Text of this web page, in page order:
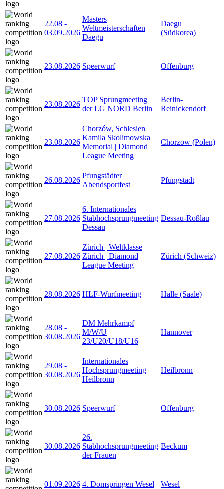
22.08 -
03.09.2026
Masters
Weltmeisterschaften
Daegu
Daegu
(Südkorea)
23.08.2026 Speerwurf Offenburg
23.08.2026
TOP Sprungmeeting
der LG NORD Berlin
Berlin-
Reinickendorf
23.08.2026
Chorzów, Schlesien |
Kamila Skolimowska
Memorial | Diamond
League Meeting
Chorzow (Polen)
26.08.2026
Pfungstädter
Abendsportfest
Pfungstadt
27.08.2026
6. Internationales
Stabhochsprungmeeting
Dessau
Dessau-Roßlau
27.08.2026
Zürich | Weltklasse
Zürich | Diamond
League Meeting
Zürich (Schweiz)
28.08.2026 HLF-Wurfmeeting Halle (Saale)
28.08 -
30.08.2026
DM Mehrkampf
M/W/U
23/U20/U18/U16
Hannover
29.08 -
30.08.2026
Internationales
Hochsprungmeeting
Heilbronn
Heilbronn
30.08.2026 Speerwurf Offenburg
30.08.2026
26.
Stabhochsprungmeeting
der Frauen
Beckum
01.09.2026 4. Domspringen Wesel Wesel